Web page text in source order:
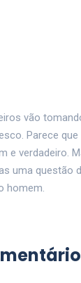
vão
Parece que
e verdadeiro.
uma questão
homem.